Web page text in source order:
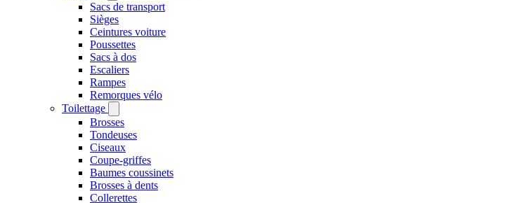
Sacs de transport
Sièges
Ceintures voiture
Poussettes
Sacs à dos
Escaliers
Rampes
Remorques vélo
Toilettage
Brosses
Tondeuses
Ciseaux
Coupe-griffes
Baumes coussinets
Brosses à dents
Collerettes